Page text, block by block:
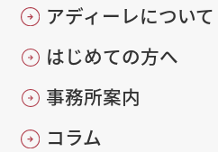
アディーレについて
はじめての方へ
事務所案内
コラム